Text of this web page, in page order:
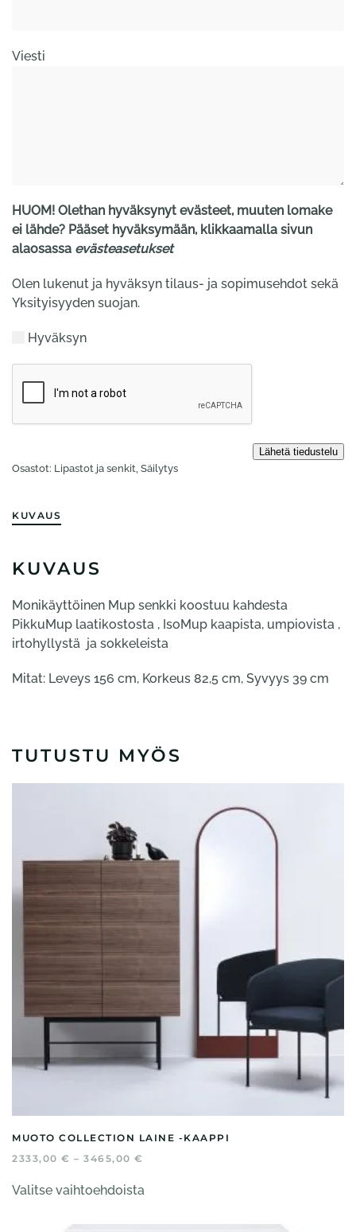
Viesti
HUOM! Olethan hyväksynyt evästeet, muuten lomake
ei lähde? Pääset hyväksymään, klikkaamalla sivun
alaosassa evästeasetukset
Olen lukenut ja hyväksyn tilaus- ja sopimusehdot sekä
Yksityisyyden suojan.
Hyväksyn
Osastot: Lipastot ja senkit, Säilytys
KUVAUS
KUVAUS
Monikäyttöinen Mup senkki koostuu kahdesta
PikkuMup laatikostosta , IsoMup kaapista, umpiovista ,
irtohyllystä ja sokkeleista
Mitat: Leveys 156 cm, Korkeus 82,5 cm, Syvyys 39 cm
TUTUSTU MYÖS
MUOTO COLLECTION LAINE -KAAPPI
2333,00 € – 3465,00 €
3465,00 €
Valitse vaihtoehdoistatuotteella